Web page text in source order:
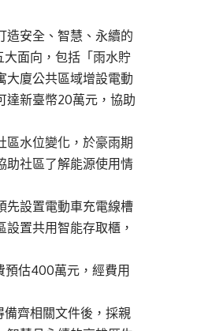
造安全、智慧、永續的
大面向，包括「雨水貯
大廈公共區域增設電動
達新臺幣20萬元，協助
區水位變化，於豪雨期
助社區了解能源使用情
先設置電動車充電線槽
置共用智能存取櫃，
預估400萬元，經費用
備齊相關文件後，採親